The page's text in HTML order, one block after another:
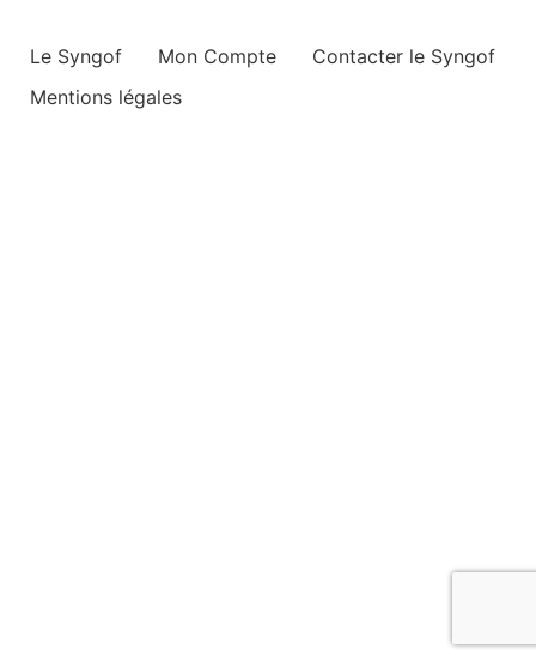
Le Syngof Mon Compte
Contacter le Syngof
Mentions légales